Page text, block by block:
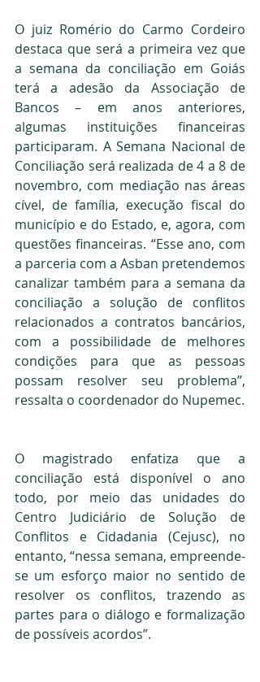
O juiz Romério do Carmo Cordeiro
destaca que será a primeira vez que
a semana da conciliação em Goiás
terá a adesão da Associação de
Bancos – em anos anteriores,
algumas instituições financeiras
participaram. A Semana Nacional de
Conciliação será realizada de 4 a 8 de
novembro, com mediação nas áreas
cível, de família, execução fiscal do
município e do Estado, e, agora, com
questões financeiras. “Esse ano, com
a parceria com a Asban pretendemos
canalizar também para a semana da
conciliação a solução de conflitos
relacionados a contratos bancários,
com a possibilidade de melhores
condições para que as pessoas
possam resolver seu problema”,
ressalta o coordenador do Nupemec.
O magistrado enfatiza que a
conciliação está disponível o ano
todo, por meio das unidades do
Centro Judiciário de Solução de
Conflitos e Cidadania (Cejusc), no
entanto, “nessa semana, empreende-
se um esforço maior no sentido de
resolver os conflitos, trazendo as
partes para o diálogo e formalização
de possíveis acordos”.